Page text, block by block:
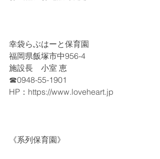
幸袋らぶはーと保育園
福岡県飯塚市中956-4
施設長　小室 恵
☎0948-55-1901
HP：https://www.loveheart.jp
《系列保育園》